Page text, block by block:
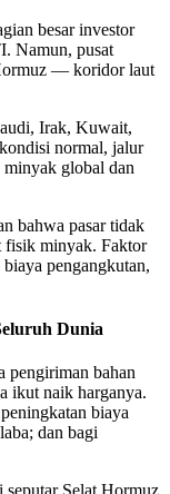
besar investor
Namun, pusat
— koridor laut
Irak, Kuwait,
normal, jalur
minyak global dan
bahwa pasar tidak
fisik minyak. Faktor
pengangkutan,
Dunia
pengiriman bahan
ikut naik harganya.
biaya
dan bagi